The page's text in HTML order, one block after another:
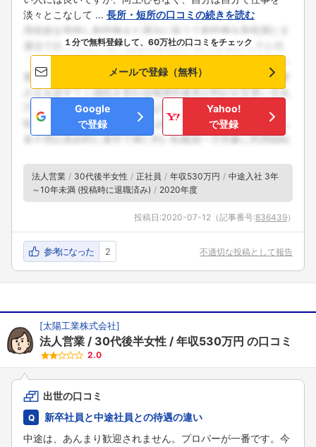
淡々とこなして ... 長所・短所の口コミの続きを読む
１分で無料登録して、60万社の口コミをチェック
メールで登録（無料）
Google
で登録
Yahoo!
で登録
法人営業 30代後半女性 正社員 年収530万円
中途入社 3年
～10年未満 (投稿時に退職済み)
2020年度
投稿日:2020-07-12 （記事番号:836439）
参考になった 2 不適切な投稿として報告
[太陽工業株式会社]
法人営業 30代後半女性 年収530万円 の口コミ
2.0
出世の口コミ
新卒社員と中途社員との待遇の違い
中途は、あんまり歓迎されません。プロパーが一番です。今